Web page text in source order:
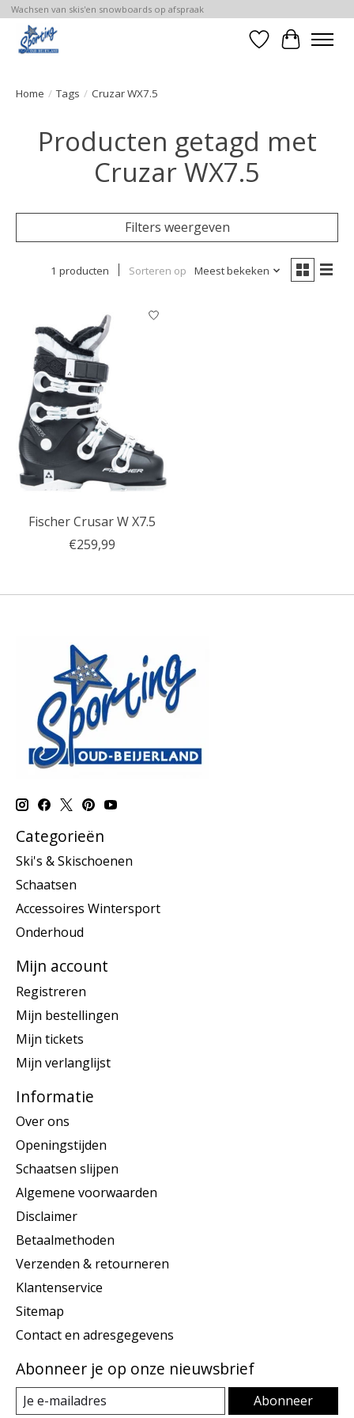
Wachsen van skis'en snowboards op afspraak
Verlanglijst
Home / Tags / Cruzar WX7.5
Producten getagd met
Cruzar WX7.5
Filters weergeven
1 producten Sorteren op Meest bekeken
Fischer Crusar W X7.5
€259,99
Categorieën
Ski's & Skischoenen
Schaatsen
Accessoires Wintersport
Onderhoud
Mijn account
Registreren
Mijn bestellingen
Mijn tickets
Mijn verlanglijst
Informatie
Over ons
Openingstijden
Schaatsen slijpen
Algemene voorwaarden
Disclaimer
Betaalmethoden
Verzenden & retourneren
Klantenservice
Sitemap
Contact en adresgegevens
Abonneer je op onze nieuwsbrief
Abonneer